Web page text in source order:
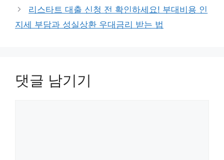
리스타트 대출 신청 전 확인하세요! 부대비용 인
지세 부담과 성실상환 우대금리 받는 법
댓글 남기기